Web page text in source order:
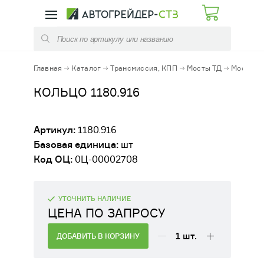
КАТАЛОГ
ЗАПЧАСТИ ПОГРУЗЧИКОВ
РАСХОДНЫЕ МАТЕРИАЛЫ
ГИДРАВЛИКА
УСЛУГИ
РЕМОНТ ЭЛЕМЕНТОВ ТРАНСМИССИЙ
МАШИН
ФУТЕРОВКА КОВШЕЙ И КУЗОВОВ
АЗОТОМ ПГА
АРЕНДА АВТОГРЕЙДЕРА, ДОРОЖНО-
СТРОИТЕЛЬНОЙ ТЕХНИКИ
Главная Каталог Трансмиссия, КПП Мосты ТД Мост
КОЛЬЦО 1180.916
Артикул:1180.916
Базовая единица:шт
Код ОЦ:0Ц-00002708
УТОЧНИТЬ НАЛИЧИЕ
ЦЕНА ПО ЗАПРОСУ
ДОБАВИТЬ В КОРЗИНУ 1 шт.